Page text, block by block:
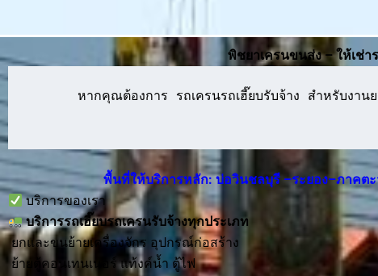
พิชยาเครนขนส่ง – ให้เช่
หากคุณต้องการ รถเครนรถเฮี๊ยบรับจ้าง สำหรับงา
พื้นที่ให้บริการหลัก: บ่อวินชลบุรี –ระยอง–ภาคตะ
บริการของเรา
บริการรถเฮี๊ยบรถเครนรับจ้างทุกประเภท
ยกและขนย้ายเครื่องจักร อุปกรณ์ก่อสร้าง
ย้ายตู้คอนเทนเนอร์ แท้งค์น้ำ ตู้ไฟ